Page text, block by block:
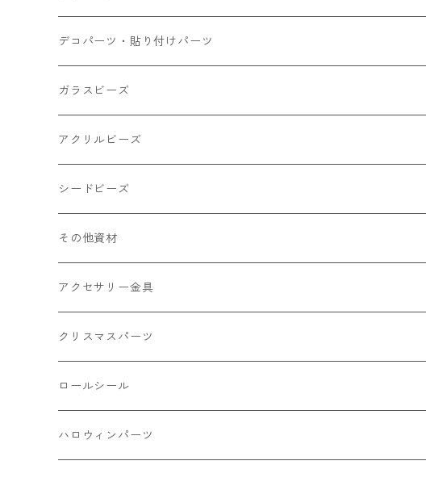
小さいパーツ グラス系
小物
カップ
ナスカン カニカン
リング イヤリング パーツ
チェーンパーツ
プラチャーム
デコパーツ・貼り付けパーツ
食べ物系
キャンディ
ドーナツ
パン
ゼリー
アニマル系
うさぎ
くま
スライス棒
フレーク カット済
シール付き
フルーツ系 野菜果物
お花
ミニパーツ ネイル
雑貨系
ガラスビーズ
ミレフィオリ
ランプワーク
キャッツアイ
アクリルビーズ
丸玉6㎜ ラウンド
丸玉8㎜ ラウンド
カボチャ
クラック
ソロバン型
アルファベット
シードビーズ
ミックス
2㎜
不透明
3㎜
不透明タイプ
ミックスタイプ
4㎜
その他資材
アクセサリー金具
カラー丸カン
10㎜
ボールチップ
ピアスパーツ
クリスマスパーツ
プラチャーム
デコパーツ 貼り付けパーツ
ロールシール
サンキュー
ハロウィンパーツ